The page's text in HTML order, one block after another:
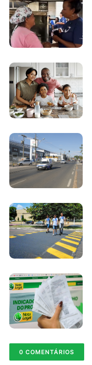
0 COMENTÁRIOS